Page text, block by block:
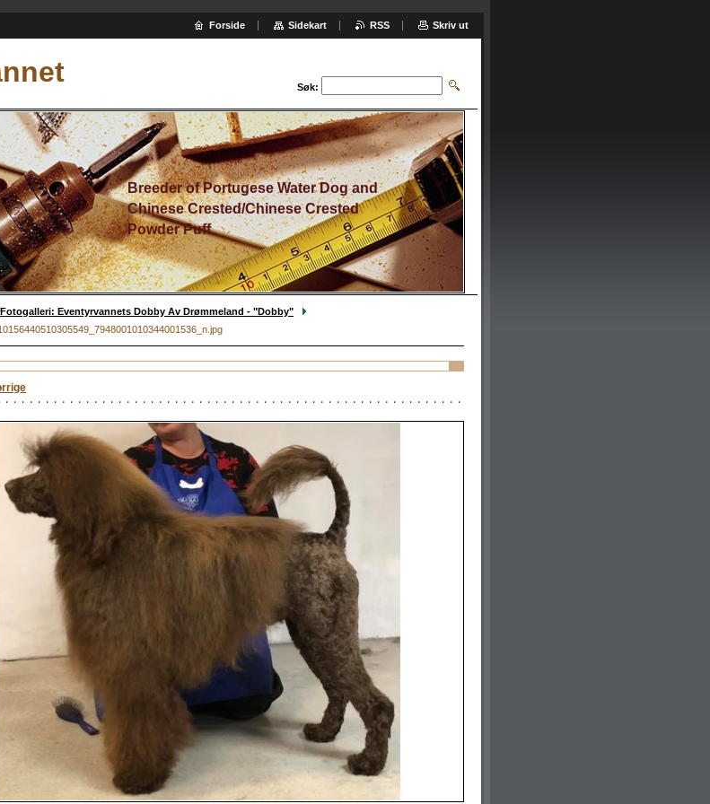
Søk:
Breeder of Portugese Water Dog and
Chinese Crested/Chinese Crested
Powder Puff
Fotogalleri: Eventyrvannets Dobby Av Drømmeland - "Dobby"
Forside Sidekart RSS Skriv ut